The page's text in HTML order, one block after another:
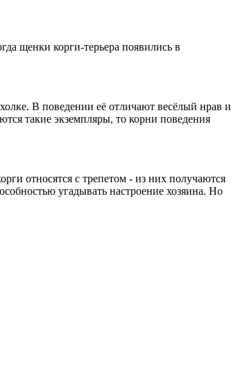
щенки корги-терьера появились в
В поведении её отличают весёлый нрав и
такие экземпляры, то корни поведения
относятся с трепетом - из них получаются
угадывать настроение хозяина. Но